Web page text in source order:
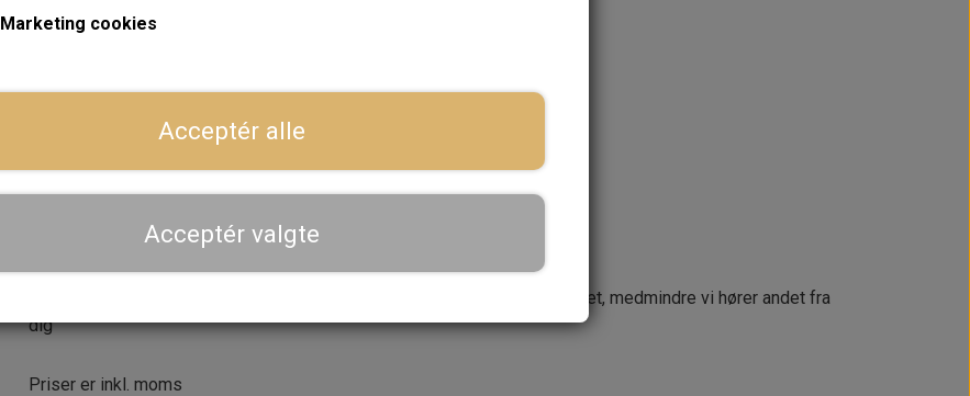
Forventet leveringstid:
− + LÆG I KURV
Hurtig levering - sendes ofte samme dag og leveres næste dag
Se aktuel leveringstid på varen - vi afsender altid hele din ordre samlet, medmindre vi hører andet fra
dig
Priser er inkl. moms
Marketing cookies
Acceptér alle
Acceptér valgte